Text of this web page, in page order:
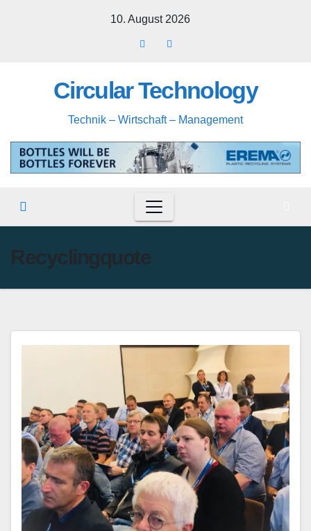
10. August 2026
Circular Technology
Technik – Wirtschaft – Management
Recyclingquote